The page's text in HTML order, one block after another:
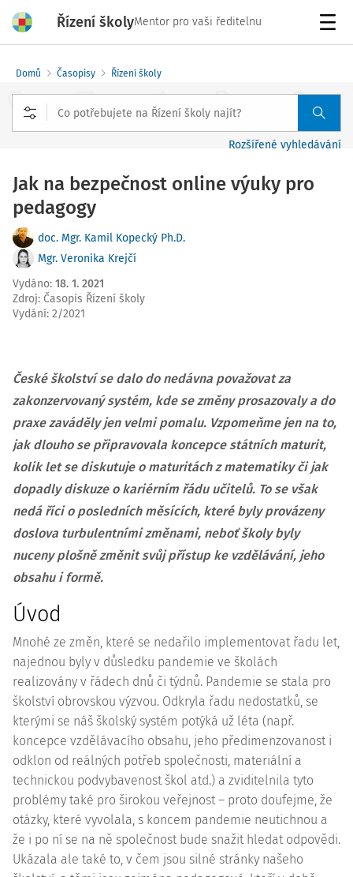
Řízení školyMentor pro vaši ředitelnu
Domů Časopisy Řízení školy
Rozšířené vyhledávání
Jak na bezpečnost online výuky pro
pedagogy
doc. Mgr. Kamil Kopecký Ph.D.
Mgr. Veronika Krejčí
Vydáno: 18. 1. 2021
Zdroj: Časopis Řízení školy
Vydání: 2/2021
České školství se dalo do nedávna považovat za
zakonzervovaný systém, kde se změny prosazovaly a do
praxe zaváděly jen velmi pomalu. Vzpomeňme jen na to,
jak dlouho se připravovala koncepce státních maturit,
kolik let se diskutuje o maturitách z matematiky či jak
dopadly diskuze o kariérním řádu učitelů. To se však
nedá říci o posledních měsících, které byly provázeny
doslova turbulentními změnami, neboť školy byly
nuceny plošně změnit svůj přístup ke vzdělávání, jeho
obsahu i formě.
Úvod
Mnohé ze změn, které se nedařilo implementovat řadu let,
najednou byly v důsledku pandemie ve školách
realizovány v řádech dnů či týdnů. Pandemie se stala pro
školství obrovskou výzvou. Odkryla řadu nedostatků, se
kterými se náš školský systém potýká už léta (např.
koncepce vzdělávacího obsahu, jeho předimenzovanost i
odklon od reálných potřeb společnosti, materiální a
technickou podvybavenost škol atd.) a zviditelnila tyto
problémy také pro širokou veřejnost – proto doufejme, že
otázky, které vyvolala, s koncem pandemie neutichnou a
že i po ní se na ně společnost bude snažit hledat odpovědi.
Ukázala ale také to, v čem jsou silné stránky našeho